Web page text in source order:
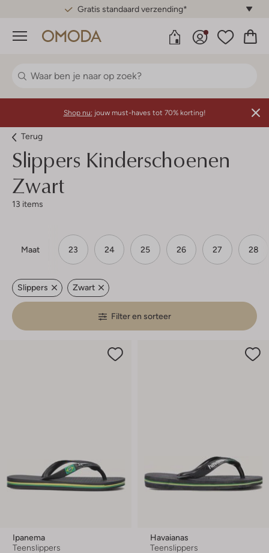
Gratis standaard verzending*
Menu
Shop nu: jouw must-haves tot 70% korting!
Terug
Slippers Kinderschoenen
Zwart
13 items
Maat 23 24 25 26 27 28
Slippers Zwart
Filter en sorteer
Ipanema
Teenslippers
Havaianas
Teenslippers